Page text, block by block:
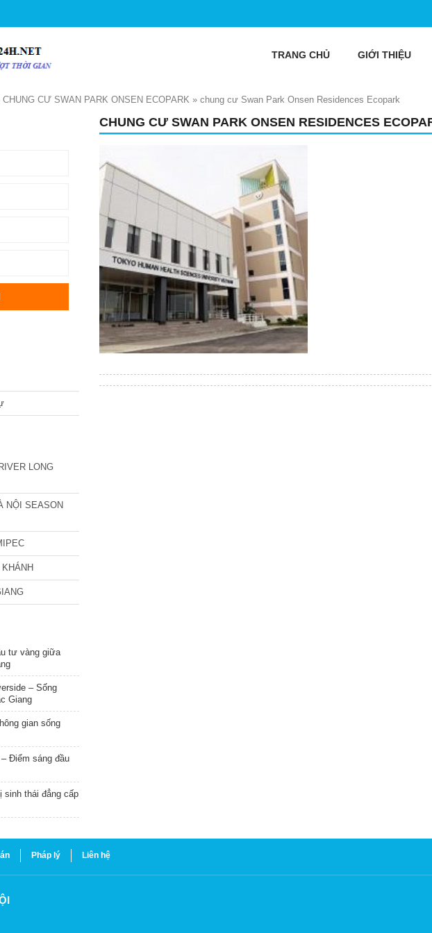
TRANG CHỦ GIỚI THIỆU
CHUNG CƯ SWAN PARK ONSEN ECOPARK » chung cư Swan Park Onsen Residences Ecopark
CHUNG CƯ SWAN PARK ONSEN RESIDENCES
LONG
NỘI SEASON
tư vàng giữa
– Sống
Giang
gian sống
Điểm sáng đầu
sinh thái đẳng cấp
Pháp lý Liên hệ